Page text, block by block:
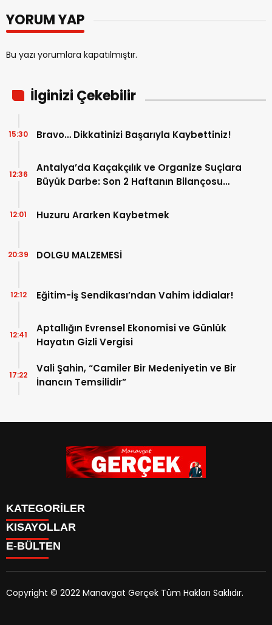
YORUM YAP
Bu yazı yorumlara kapatılmıştır.
İlginizi Çekebilir
Bravo… Dikkatinizi Başarıyla Kaybettiniz!
15:30
Antalya’da Kaçakçılık ve Organize Suçlara
Büyük Darbe: Son 2 Haftanın Bilançosu
12:36
Huzuru Ararken Kaybetmek
12:01
DOLGU MALZEMESİ
20:39
Eğitim-İş Sendikası’ndan Vahim İddialar!
12:12
Aptallığın Evrensel Ekonomisi ve Günlük
Hayatın Gizli Vergisi
12:41
Vali Şahin, “Camiler Bir Medeniyetin ve Bir
İnancın Temsilidir”
17:22
KATEGORİLER
Siyaset
Eğitim
Yazarlar
KISAYOLLAR
E-BÜLTEN
Copyright © 2022 Manavgat Gerçek Tüm Hakları Saklıdır.